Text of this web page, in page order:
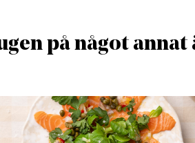
på något